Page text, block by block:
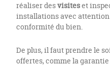
réaliser desvisiteset
installations avec attention
conformité du bien.
De plus, il faut prendre le
offertes, comme la